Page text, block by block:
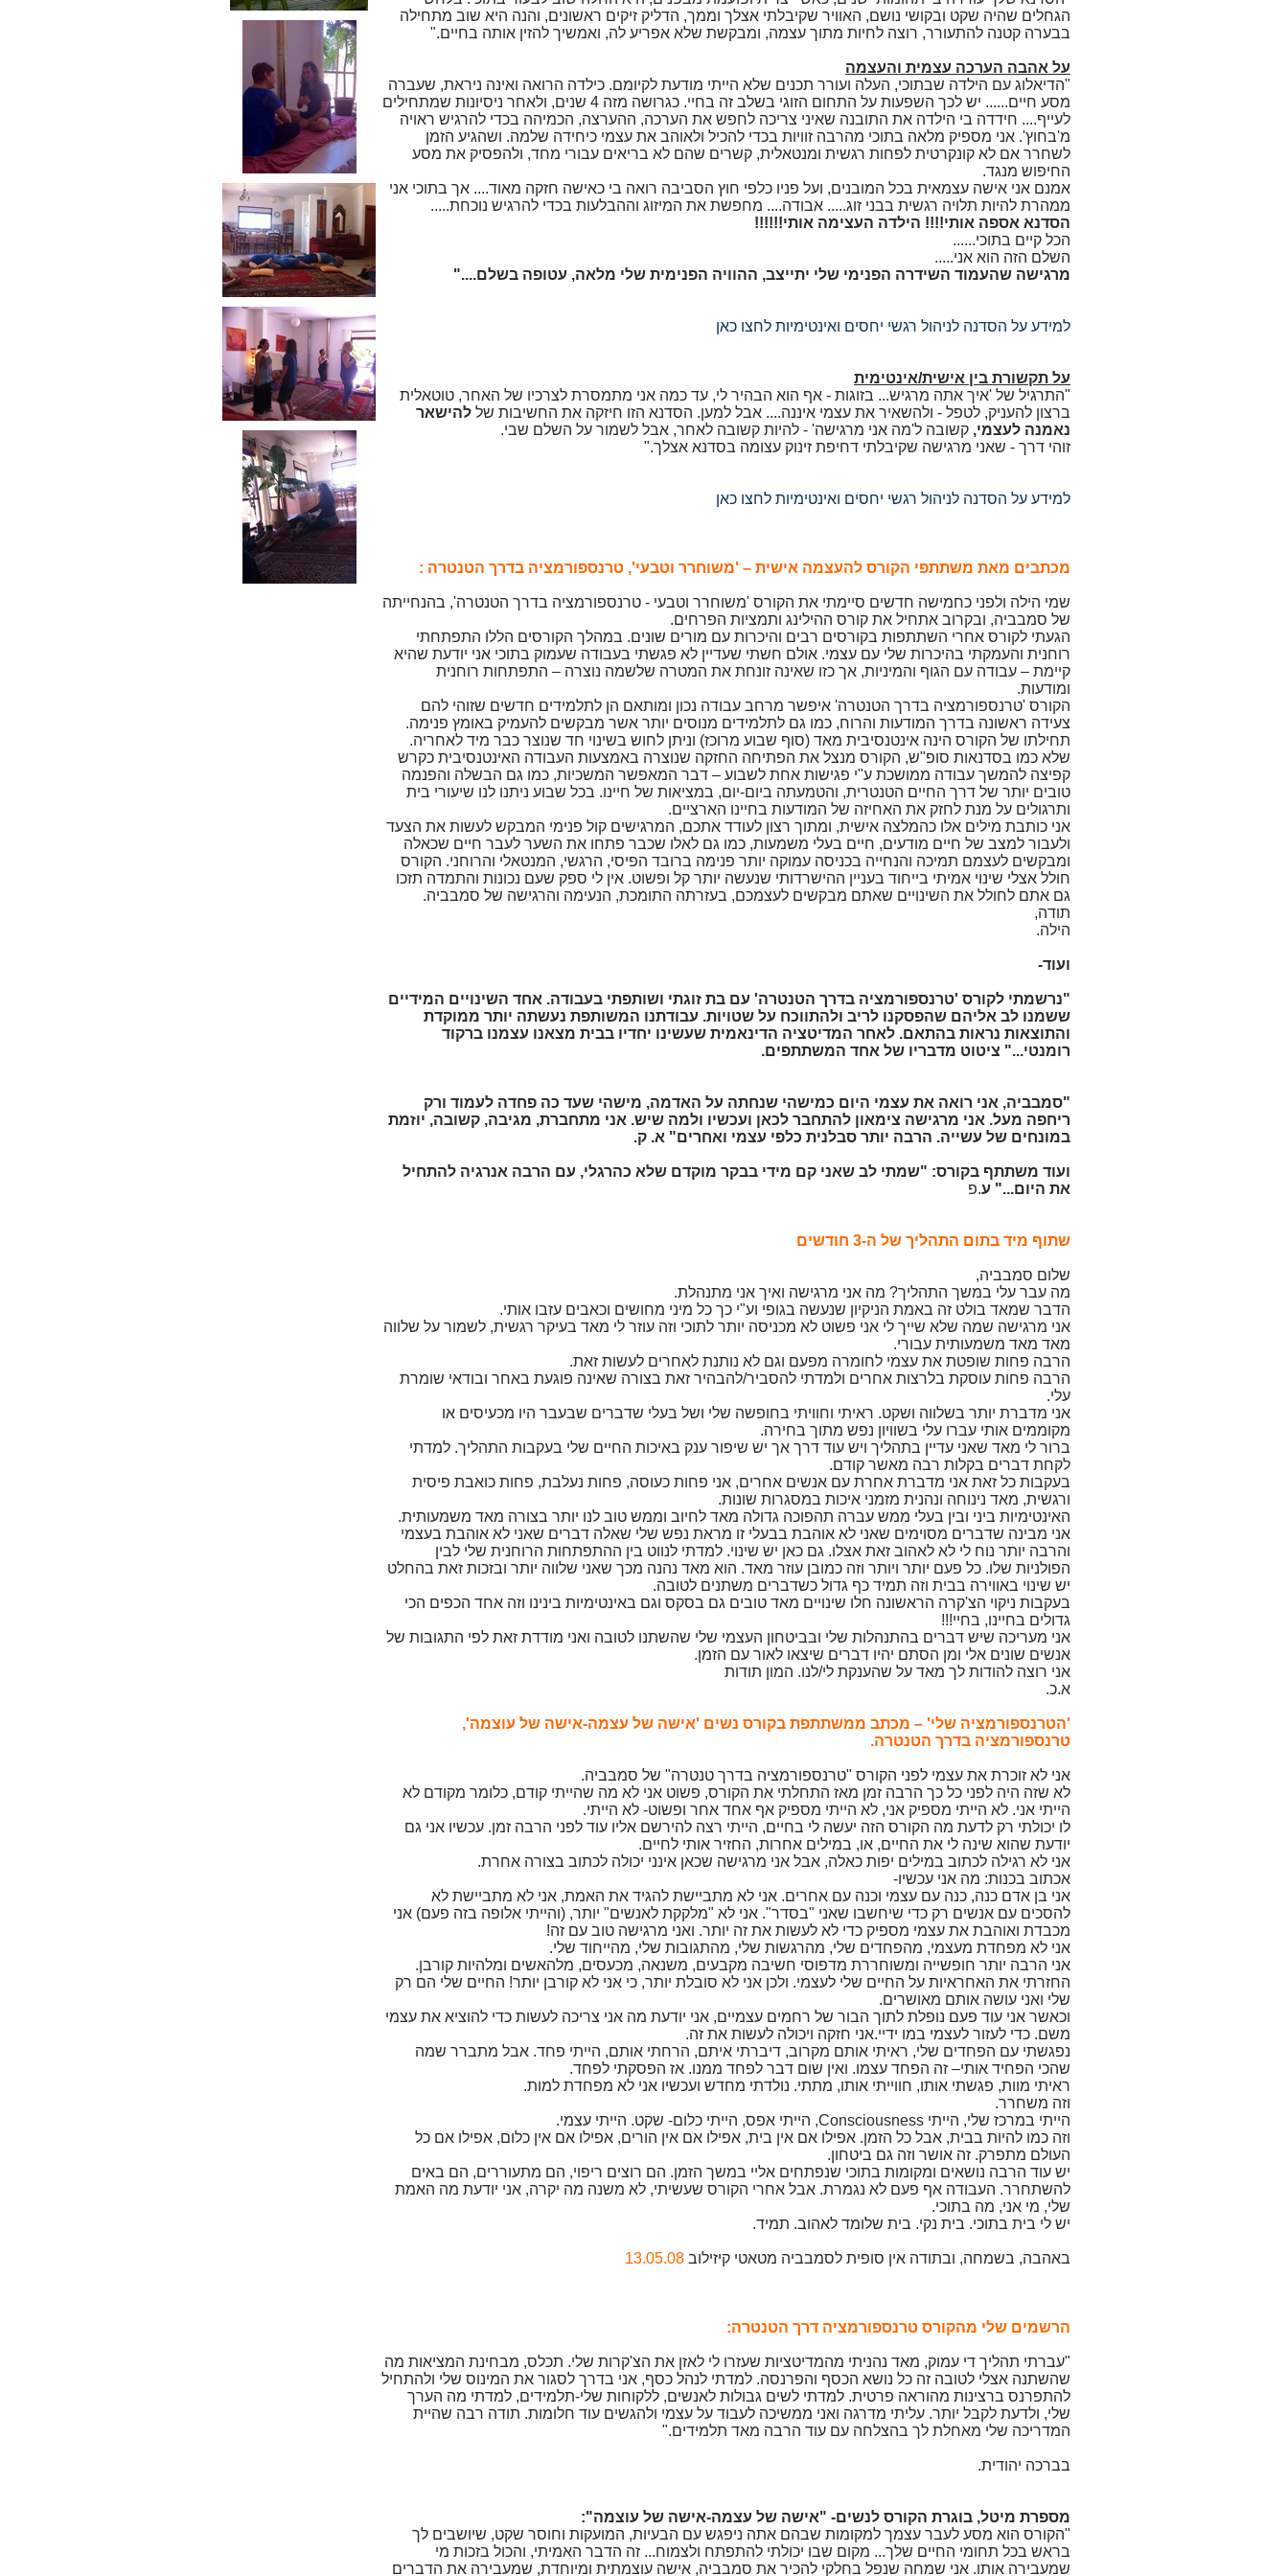
הגחלים שהיה שקט ובקושי נושם, האוויר שקיבלתי אצלך וממך, הדליק זיקים ראשונים, והנה היא שוב מתחילה
בבערה קטנה להתעורר, רוצה לחיות מתוך עצמה, ומבקשת שלא אפריע לה, ואמשיך להזין אותה בחיים."
על אהבה הערכה עצמית והעצמה
"הדיאלוג עם הילדה שבתוכי, העלה ועורר תכנים שלא הייתי מודעת לקיומם. כילדה הרואה ואינה ניראת, שעברה
מסע חיים...... יש לכך השפעות על התחום הזוגי בשלב זה בחיי. כגרושה מזה 4 שנים, ולאחר ניסיונות שמתחילים
לעייף.... חידדה בי הילדה את התובנה שאיני צריכה לחפש את הערכה, ההערצה, הכמיהה בכדי להרגיש ראויה
מ'בחוץ'. אני מספיק מלאה בתוכי מהרבה זוויות בכדי להכיל ולאוהב את עצמי כיחידה שלמה. ושהגיע הזמן
לשחרר אם לא קונקרטית לפחות רגשית ומנטאלית, קשרים שהם לא בריאים עבורי מחד, ולהפסיק את מסע
החיפוש מנגד.
אמנם אני אישה עצמאית בכל המובנים, ועל פניו כלפי חוץ הסביבה רואה בי כאישה חזקה מאוד.... אך בתוכי אני
ממהרת להיות תלויה רגשית בבני זוג..... אבודה.... מחפשת את המיזוג וההבלעות בכדי להרגיש נוכחת.....
הסדנא אספה אותי!!!! הילדה העצימה אותי!!!!!!
הכל קיים בתוכי......
השלם הזה הוא אני.....
מרגישה שהעמוד השידרה הפנימי שלי יתייצב, ההוויה הפנימית שלי מלאה, עטופה בשלם...."
למידע על הסדנה לניהול רגשי יחסים ואינטימיות לחצו כאן
על תקשורת בין אישית/אינטימית
"התרגיל של 'איך אתה מרגיש... בזוגות - אף הוא הבהיר לי, עד כמה אני מתמסרת לצרכיו של האחר, טוטאלית
ברצון להעניק, לטפל - ולהשאיר את עצמי איננה.... אבל למען. הסדנא הזו חיזקה את החשיבות של להישאר
נאמנה לעצמי, קשובה ל'מה אני מרגישה' - להיות קשובה לאחר, אבל לשמור על השלם שבי.
זוהי דרך - שאני מרגישה שקיבלתי דחיפת זינוק עצומה בסדנא אצלך."
למידע על הסדנה לניהול רגשי יחסים ואינטימיות לחצו כאן
מכתבים מאת משתתפי הקורס להעצמה אישית – 'משוחרר וטבעי', טרנספורמציה בדרך הטנטרה :
שמי הילה ולפני כחמישה חדשים סיימתי את הקורס 'משוחרר וטבעי - טרנספורמציה בדרך הטנטרה', בהנחייתה
של סמבביה, ובקרוב אתחיל את קורס ההילינג ותמציות הפרחים.
הגעתי לקורס אחרי השתתפות בקורסים רבים והיכרות עם מורים שונים. במהלך הקורסים הללו התפתחתי
רוחנית והעמקתי בהיכרות שלי עם עצמי. אולם חשתי שעדיין לא פגשתי בעבודה שעמוק בתוכי אני יודעת שהיא
קיימת – עבודה עם הגוף והמיניות, אך כזו שאינה זונחת את המטרה שלשמה נוצרה – התפתחות רוחנית
ומודעות.
הקורס 'טרנספורמציה בדרך הטנטרה' איפשר מרחב עבודה נכון ומותאם הן לתלמידים חדשים שזוהי להם
צעידה ראשונה בדרך המודעות והרוח, כמו גם לתלמידים מנוסים יותר אשר מבקשים להעמיק באומץ פנימה.
תחילתו של הקורס הינה אינטנסיבית מאד (סוף שבוע מרוכז) וניתן לחוש בשינוי חד שנוצר כבר מיד לאחריה.
שלא כמו בסדנאות סופ"ש, הקורס מנצל את הפתיחה החזקה שנוצרה באמצעות העבודה האינטנסיבית כקרש
קפיצה להמשך עבודה ממושכת ע"י פגישות אחת לשבוע – דבר המאפשר המשכיות, כמו גם הבשלה והפנמה
טובים יותר של דרך החיים הטנטרית, והטמעתה ביום-יום, במציאות של חיינו. בכל שבוע ניתנו לנו שיעורי בית
ותרגולים על מנת לחזק את האחיזה של המודעות בחיינו הארציים.
אני כותבת מילים אלו כהמלצה אישית, ומתוך רצון לעודד אתכם, המרגישים קול פנימי המבקש לעשות את הצעד
ולעבור למצב של חיים מודעים, חיים בעלי משמעות, כמו גם לאלו שכבר פתחו את השער לעבר חיים שכאלה
ומבקשים לעצמם תמיכה והנחייה בכניסה עמוקה יותר פנימה ברובד הפיסי, הרגשי, המנטאלי והרוחני. הקורס
חולל אצלי שינוי אמיתי בייחוד בעניין ההישרדותי שנעשה יותר קל ופשוט. אין לי ספק שעם נכונות והתמדה תזכו
גם אתם לחולל את השינויים שאתם מבקשים לעצמכם, בעזרתה התומכת, הנעימה והרגישה של סמבביה.
תודה,
הילה.
ועוד-
"נרשמתי לקורס 'טרנספורמציה בדרך הטנטרה' עם בת זוגתי ושותפתי בעבודה. אחד השינויים המידיים
ששמנו לב אליהם שהפסקנו לריב ולהתווכח על שטויות. עבודתנו המשותפת נעשתה יותר ממוקדת
והתוצאות נראות בהתאם. לאחר המדיטציה הדינאמית שעשינו יחדיו בבית מצאנו עצמנו ברקוד
רומנטי..." ציטוט מדבריו של אחד המשתתפים.
"סמבביה, אני רואה את עצמי היום כמישהי שנחתה על האדמה, מישהי שעד כה פחדה לעמוד ורק
ריחפה מעל. אני מרגישה צימאון להתחבר לכאן ועכשיו ולמה שיש. אני מתחברת, מגיבה, קשובה, יוזמת
במונחים של עשייה. הרבה יותר סבלנית כלפי עצמי ואחרים" א. ק.
ועוד משתתף בקורס: "שמתי לב שאני קם מידי בבקר מוקדם שלא כהרגלי, עם הרבה אנרגיה להתחיל
את היום..." ע.פ
שתוף מיד בתום התהליך של ה-3 חודשים
שלום סמבביה,
מה עבר עלי במשך התהליך? מה אני מרגישה ואיך אני מתנהלת.
הדבר שמאד בולט זה באמת הניקיון שנעשה בגופי וע"י כך כל מיני מחושים וכאבים עזבו אותי.
אני מרגישה שמה שלא שייך לי אני פשוט לא מכניסה יותר לתוכי וזה עוזר לי מאד בעיקר רגשית, לשמור על שלווה
מאד מאד משמעותית עבורי.
הרבה פחות שופטת את עצמי לחומרה מפעם וגם לא נותנת לאחרים לעשות זאת.
הרבה פחות עוסקת בלרצות אחרים ולמדתי להסביר/להבהיר זאת בצורה שאינה פוגעת באחר ובודאי שומרת
עלי.
אני מדברת יותר בשלווה ושקט. ראיתי וחוויתי בחופשה שלי ושל בעלי שדברים שבעבר היו מכעיסים או
מקוממים אותי עברו עלי בשוויון נפש מתוך בחירה.
ברור לי מאד שאני עדיין בתהליך ויש עוד דרך אך יש שיפור ענק באיכות החיים שלי בעקבות התהליך. למדתי
לקחת דברים בקלות רבה מאשר קודם.
בעקבות כל זאת אני מדברת אחרת עם אנשים אחרים, אני פחות כעוסה, פחות נעלבת, פחות כואבת פיסית
ורגשית, מאד נינוחה ונהנית מזמני איכות במסגרות שונות.
האינטימיות ביני ובין בעלי ממש עברה תהפוכה גדולה מאד לחיוב וממש טוב לנו יותר בצורה מאד משמעותית.
אני מבינה שדברים מסוימים שאני לא אוהבת בבעלי זו מראת נפש שלי שאלה דברים שאני לא אוהבת בעצמי
והרבה יותר נוח לי לא לאהוב זאת אצלו. גם כאן יש שינוי. למדתי לנווט בין ההתפתחות הרוחנית שלי לבין
הפולניות שלו. כל פעם יותר ויותר וזה כמובן עוזר מאד. הוא מאד נהנה מכך שאני שלווה יותר ובזכות זאת בהחלט
יש שינוי באווירה בבית וזה תמיד כף גדול כשדברים משתנים לטובה.
בעקבות ניקוי הצ'קרה הראשונה חלו שינויים מאד טובים גם בסקס וגם באינטימיות בינינו וזה אחד הכפים הכי
גדולים בחיינו, בחיי!!!
אני מעריכה שיש דברים בהתנהלות שלי ובביטחון העצמי שלי שהשתנו לטובה ואני מודדת זאת לפי התגובות של
אנשים שונים אלי ומן הסתם יהיו דברים שיצאו לאור עם הזמן.
אני רוצה להודות לך מאד על שהענקת לי/לנו. המון תודות
א.כ.
'הטרנספורמציה שלי' – מכתב ממשתתפת בקורס נשים 'אישה של עצמה-אישה של עוצמה',
טרנספורמציה בדרך הטנטרה.
אני לא זוכרת את עצמי לפני הקורס "טרנספורמציה בדרך טנטרה" של סמבביה.
לא שזה היה לפני כל כך הרבה זמן מאז התחלתי את הקורס, פשוט אני לא מה שהייתי קודם, כלומר מקודם לא
הייתי אני. לא הייתי מספיק אני, לא הייתי מספיק אף אחד אחר ופשוט- לא הייתי.
לו יכולתי רק לדעת מה הקורס הזה יעשה לי בחיים, הייתי רצה להירשם אליו עוד לפני הרבה זמן. עכשיו אני גם
יודעת שהוא שינה לי את החיים, או, במילים אחרות, החזיר אותי לחיים.
אני לא רגילה לכתוב במילים יפות כאלה, אבל אני מרגישה שכאן אינני יכולה לכתוב בצורה אחרת.
אכתוב בכנות: מה אני עכשיו-
אני בן אדם כנה, כנה עם עצמי וכנה עם אחרים. אני לא מתביישת להגיד את האמת, אני לא מתביישת לא
להסכים עם אנשים רק כדי שיחשבו שאני "בסדר". אני לא "מלקקת לאנשים" יותר, (והייתי אלופה בזה פעם) אני
מכבדת ואוהבת את עצמי מספיק כדי לא לעשות את זה יותר. ואני מרגישה טוב עם זה!
אני לא מפחדת מעצמי, מהפחדים שלי, מהרגשות שלי, מהתגובות שלי, מהייחוד שלי.
אני הרבה יותר חופשייה ומשוחררת מדפוסי חשיבה מקבעים, משנאה, מכעסים, מלהאשים ומלהיות קורבן.
החזרתי את האחראיות על החיים שלי לעצמי. ולכן אני לא סובלת יותר, כי אני לא קורבן יותר! החיים שלי הם רק
שלי ואני עושה אותם מאושרים.
וכאשר אני עוד פעם נופלת לתוך הבור של רחמים עצמיים, אני יודעת מה אני צריכה לעשות כדי להוציא את עצמי
משם. כדי לעזור לעצמי במו ידיי.אני חזקה ויכולה לעשות את זה.
נפגשתי עם הפחדים שלי, ראיתי אותם מקרוב, דיברתי איתם, הרחתי אותם, הייתי פחד. אבל מתברר שמה
שהכי הפחיד אותי– זה הפחד עצמו. ואין שום דבר לפחד ממנו. אז הפסקתי לפחד.
ראיתי מוות, פגשתי אותו, חווייתי אותו, מתתי. נולדתי מחדש ועכשיו אני לא מפחדת למות.
וזה משחרר.
הייתי במרכז שלי, הייתי Consciousness, הייתי אפס, הייתי כלום- שקט. הייתי עצמי.
וזה כמו להיות בבית, אבל כל הזמן. אפילו אם אין בית, אפילו אם אין הורים, אפילו אם אין כלום, אפילו אם כל
העולם מתפרק. זה אושר וזה גם ביטחון.
יש עוד הרבה נושאים ומקומות בתוכי שנפתחים אליי במשך הזמן. הם רוצים ריפוי, הם מתעוררים, הם באים
להשתחרר. העבודה אף פעם לא נגמרת. אבל אחרי הקורס שעשיתי, לא משנה מה יקרה, אני יודעת מה האמת
שלי, מי אני, מה בתוכי.
יש לי בית בתוכי. בית נקי. בית שלומד לאהוב. תמיד.
באהבה, בשמחה, ובתודה אין סופית לסמבביה מטאטי קיזילוב 3.05.08
הרשמים שלי מהקורס טרנספורמציה דרך הטנטרה:
"עברתי תהליך די עמוק, מאד נהניתי מהמדיטציות שעזרו לי לאזן את הצ'קרות שלי. תכלס, מבחינת המציאות מה
שהשתנה אצלי לטובה זה כל נושא הכסף והפרנסה. למדתי לנהל כסף, אני בדרך לסגור את המינוס שלי ולהתחיל
להתפרנס ברצינות מהוראה פרטית. למדתי לשים גבולות לאנשים, ללקוחות שלי-תלמידים, למדתי מה הערך
שלי, ולדעת לקבל יותר. עליתי מדרגה ואני ממשיכה לעבוד על עצמי ולהגשים עוד חלומות. תודה רבה שהיית
המדריכה שלי מאחלת לך בהצלחה עם עוד הרבה מאד תלמידים."
בברכה יהודית.
מספרת מיטל, בוגרת הקורס לנשים- "אישה של עצמה-אישה של עוצמה":
"הקורס הוא מסע לעבר עצמך למקומות שבהם אתה ניפגש עם הבעיות, המועקות וחוסר שקט, שיושבים לך
בראש בכל תחומי החיים שלך... מקום שבו יכולתי להתפתח ולצמוח... זה הדבר האמיתי, והכול בזכות מי
שמעבירה אותו. אני שמחה שנפל בחלקי להכיר את סמבביה, אישה עוצמתית ומיוחדת, שמעבירה את הדברים